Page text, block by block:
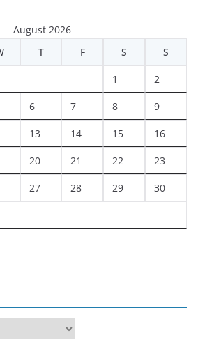
August 2026
T F S S
1 2
6 7 8 9
13 14 15 16
20 21 22 23
27 28 29 30